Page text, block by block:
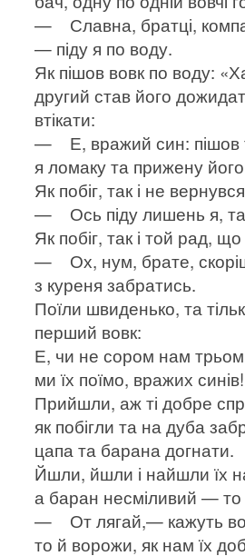
— Славна, братці,
— піду я по воду.
Як пішов вовк по воду:
другий став його
втікати:
— Е, вражий син: пішов
я ломаку та прижену
Як побіг, так і не
— Ось піду лишень я,
Як побіг, так і той рад,
— Ох, нум, брате,
з куреня забратись.
Поїли швиденько, та
перший вовк:
Е, чи не сором нам
ми їх поїмо, вражих синів!
Прийшли, аж ті добре
як побігли та на дуба
цапа та барана догнати.
Йшли, йшли і найшли їх
а баран несміливий —
— От лягай,— кажуть
то й ворожи, як нам їх